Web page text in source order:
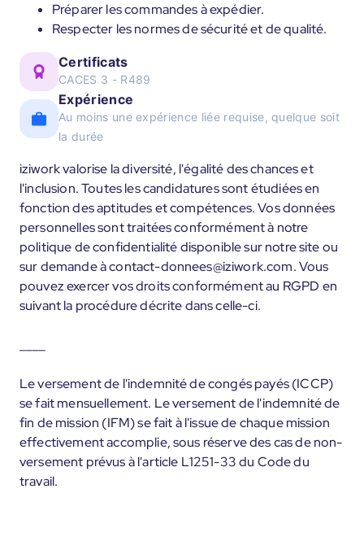
Préparer les commandes à expédier.
Respecter les normes de sécurité et de qualité.
Certificats
CACES 3 - R489
Expérience
Au moins une expérience liée requise, quelque soit
la durée
iziwork valorise la diversité, l'égalité des chances et
l'inclusion. Toutes les candidatures sont étudiées en
fonction des aptitudes et compétences. Vos données
personnelles sont traitées conformément à notre
politique de confidentialité disponible sur notre site ou
sur demande à contact-donnees@iziwork.com. Vous
pouvez exercer vos droits conformément au RGPD en
suivant la procédure décrite dans celle-ci.
Le versement de l'indemnité de congés payés (ICCP)
se fait mensuellement. Le versement de l'indemnité de
fin de mission (IFM) se fait à l'issue de chaque mission
effectivement accomplie, sous réserve des cas de non-
versement prévus à l'article L1251-33 du Code du
travail.